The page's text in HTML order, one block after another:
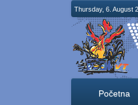
Thursday, 6. August
Početna